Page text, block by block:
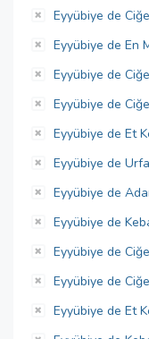
Eyyübiye de
Eyyübiye de En
Eyyübiye de
Eyyübiye de
Eyyübiye de Et
Eyyübiye de Urfa
Eyyübiye de
Eyyübiye de
Eyyübiye de
Eyyübiye de
Eyyübiye de Et